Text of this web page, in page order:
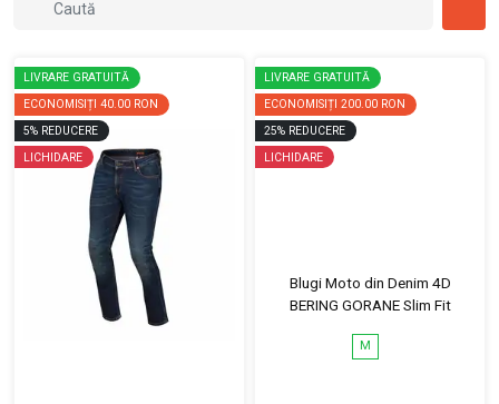
LIVRARE GRATUITĂ
ECONOMISIȚI 40.00 RON
5% REDUCERE
LICHIDARE
LIVRARE GRATUITĂ
ECONOMISIȚI 200.00 RON
25% REDUCERE
LICHIDARE
Blugi Moto din Denim 4D
BERING GORANE Slim Fit
M